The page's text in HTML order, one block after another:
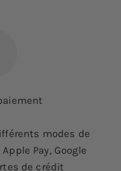
modes de
Pay, Google
de crédit